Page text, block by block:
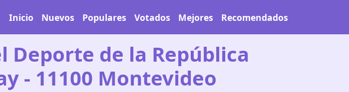
Inicio Nuevos Populares Votados Mejores Recomendados
Deporte de la República
- 11100 Montevideo